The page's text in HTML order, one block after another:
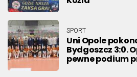
SPORT
Uni Opole
Bydgoszcz 3:0.
pewne podium